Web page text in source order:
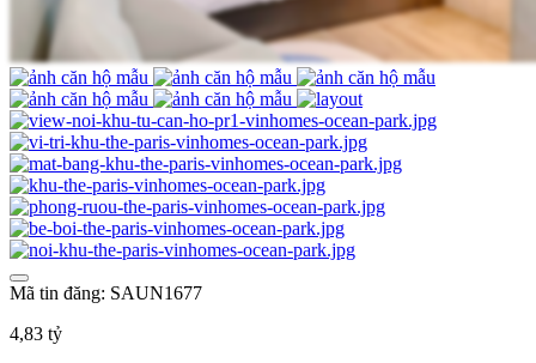
Mã tin đăng: SAUN1677
4,83 tỷ